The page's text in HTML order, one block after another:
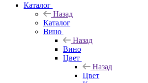
Каталог
Назад
Каталог
Вино
Назад
Вино
Цвет
Назад
Цвет